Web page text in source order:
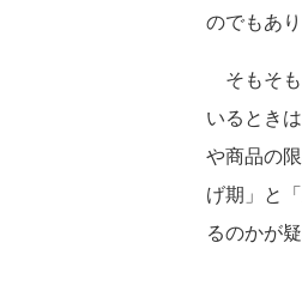
のでもあ
そもそも
いるとき
や商品の
げ期」と
るのかが